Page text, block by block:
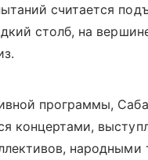
считается
столб, на
программы,
концертами,
народными